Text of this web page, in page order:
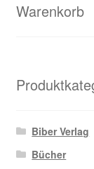
Warenkorb
Biber Verlag
Bücher